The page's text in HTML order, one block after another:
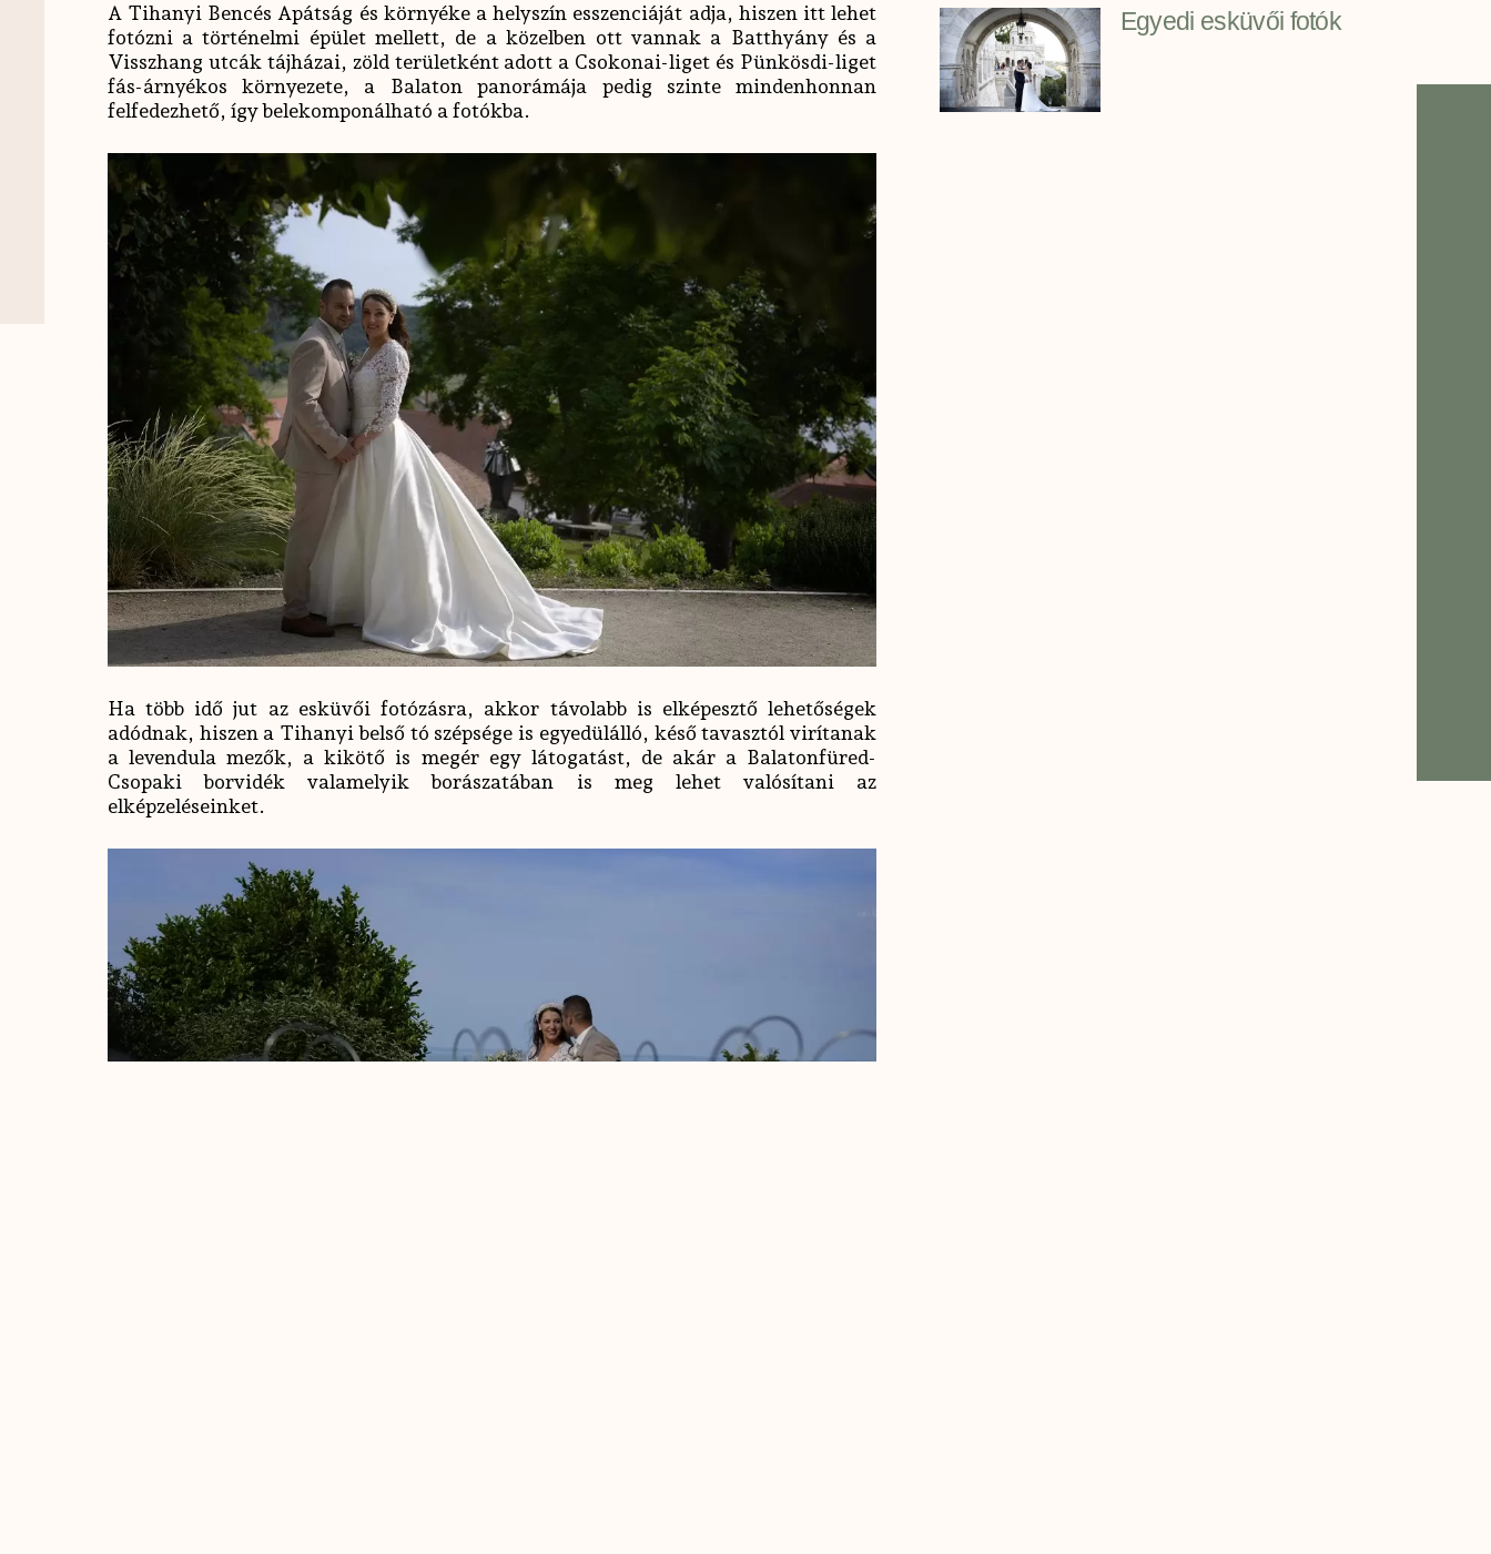
A Tihanyi Bencés Apátság és környéke a helyszín esszenciáját adja, hiszen itt lehet
fotózni a történelmi épület mellett, de a közelben ott vannak a Batthyány és a
Visszhang utcák tájházai, zöld területként adott a Csokonai-liget és Pünkösdi-liget
fás-árnyékos környezete, a Balaton panorámája pedig szinte mindenhonnan
felfedezhető, így belekomponálható a fotókba.
Ha több idő jut az esküvői fotózásra, akkor távolabb is elképesztő lehetőségek
adódnak, hiszen a Tihanyi belső tó szépsége is egyedülálló, késő tavasztól virítanak
a levendula mezők, a kikötő is megér egy látogatást, de akár a Balatonfüred-
Csopaki borvidék valamelyik borászatában is meg lehet valósítani az
elképzeléseinket.
Egyedi esküvői fotók